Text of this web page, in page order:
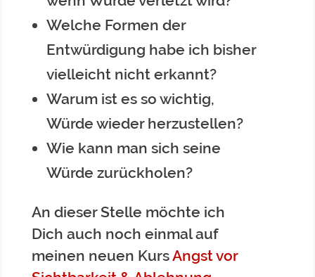
Welche Formen der
Entwürdigung habe ich bisher
vielleicht nicht erkannt?
Warum ist es so wichtig,
Würde wieder herzustellen?
Wie kann man sich seine
Würde zurückholen?
An dieser Stelle möchte ich
Dich auch noch einmal auf
meinen neuen KursAngst vor